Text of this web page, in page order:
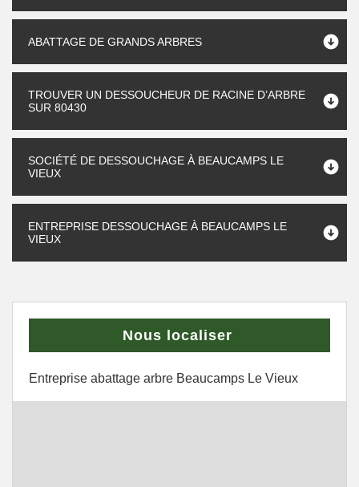
ABATTAGE DE GRANDS ARBRES
TROUVER UN DESSOUCHEUR DE RACINE D’ARBRE
SUR 80430
SOCIÉTÉ DE DESSOUCHAGE À BEAUCAMPS LE
VIEUX
ENTREPRISE DESSOUCHAGE À BEAUCAMPS LE
VIEUX
Nous localiser
Entreprise abattage arbre Beaucamps Le Vieux